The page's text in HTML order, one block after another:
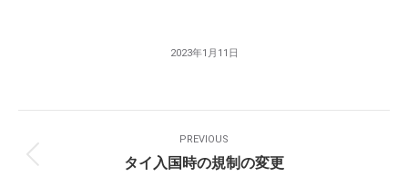
2023年1月11日
Navigation
PREVIOUS
Previous
タイ入国時の規制の変更